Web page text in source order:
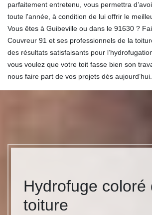
parfaitement entretenu, vous permettra
toute l'année, à condition de lui offrir le
Vous êtes à Guibeville ou dans le 91630 ?
Couvreur 91 et ses professionnels de la
des résultats satisfaisants pour
vous voulez que votre toit fasse bien son
nous faire part de vos projets dès aujourd’hui.
Hydrofuge coloré
toiture